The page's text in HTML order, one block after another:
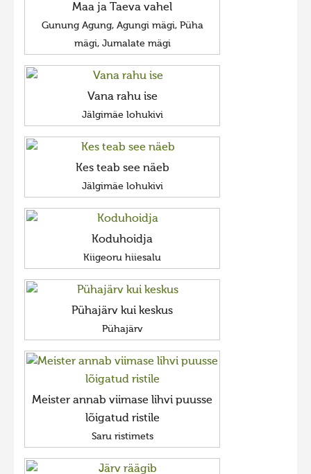
Maa ja Taeva vahel
Gunung Agung, Agungi mägi, Püha
mägi, Jumalate mägi
Vana rahu ise
Jälgimäe lohukivi
Kes teab see näeb
Jälgimäe lohukivi
Koduhoidja
Kiigeoru hiiesalu
Pühajärv kui keskus
Pühajärv
Meister annab viimase lihvi puusse
lõigatud ristile
Saru ristimets